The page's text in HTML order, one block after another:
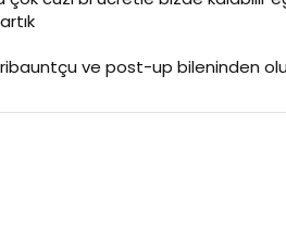
ve post-up bileninden